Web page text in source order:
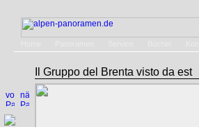
Il Gruppo del Brenta visto da est